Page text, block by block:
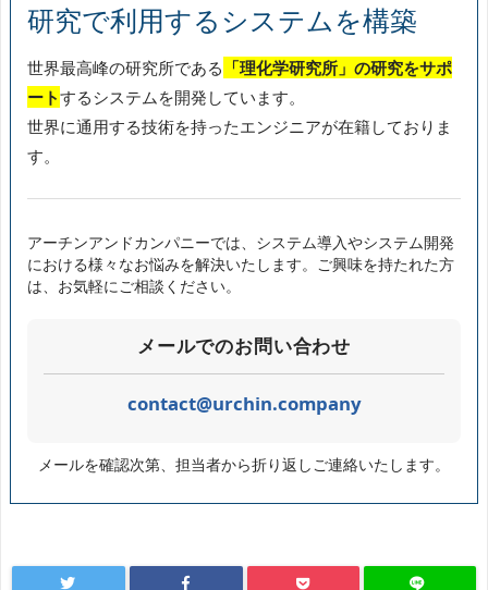
研究で利用するシステムを構築
世界最高峰の研究所である 「理化学研究所」の研究をサポ
ートするシステムを開発しています。
世界に通用する技術を持ったエンジニアが在籍しておりま
す。
アーチンアンドカンパニーでは、システム導入やシステム開発
における様々なお悩みを解決いたします。ご興味を持たれた方
は、お気軽にご相談ください。
メールでのお問い合わせ
contact@urchin.company
メールを確認次第、担当者から折り返しご連絡いたします。